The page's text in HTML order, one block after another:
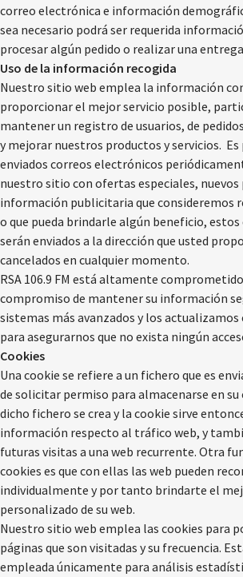
correo electrónica e información
sea necesario podrá ser requerida
procesar algún pedido o realizar una
Uso de la información recogida
Nuestro sitio web emplea la información
proporcionar el mejor servicio posible,
mantener un registro de usuarios, de
y mejorar nuestros productos y servicios. Es
enviados correos electrónicos
nuestro sitio con ofertas especiales,
información publicitaria que consideremos
o que pueda brindarle algún beneficio,
serán enviados a la dirección que usted
cancelados en cualquier momento.
RSA 106.9 FM está altamente
compromiso de mantener su información
sistemas más avanzados y los
para asegurarnos que no exista ningún
Cookies
Una cookie se refiere a un fichero que es
de solicitar permiso para almacenarse en
dicho fichero se crea y la cookie sirve
información respecto al tráfico web, y
futuras visitas a una web recurrente. Otra
cookies es que con ellas las web pueden
individualmente y por tanto brindarte el
personalizado de su web.
Nuestro sitio web emplea las cookies para
páginas que son visitadas y su frecuencia.
empleada únicamente para análisis